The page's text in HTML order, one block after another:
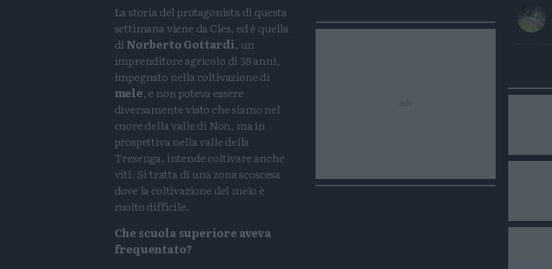
La storia del protagonista di questa
settimana viene da Cles, ed è quella
di Norberto Gottardi, un
imprenditore agricolo di 38 anni,
impegnato nella coltivazione di
mele, e non poteva essere
diversamente visto che siamo nel
cuore della valle di Non, ma in
prospettiva nella valle della
Tresenga, intende coltivare anche
viti. Si tratta di una zona scoscesa
dove la coltivazione del melo è
molto difficile.
Che scuola superiore aveva
frequentato?